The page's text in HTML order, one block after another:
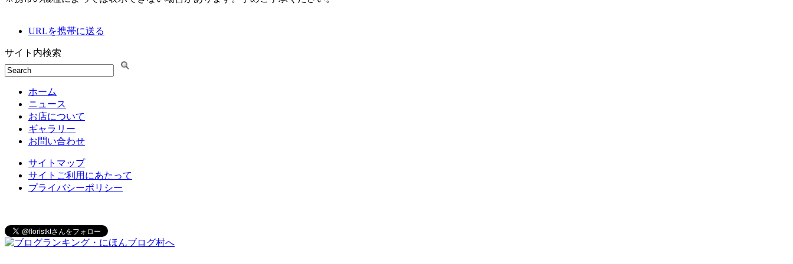
URLを携帯に送る
サイト内検索
ホーム
ニュース
お店について
ギャラリー
お問い合わせ
サイトマップ
サイトご利用にあたって
プライバシーポリシー